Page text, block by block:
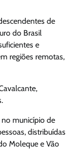
de
do Brasil
e
regiões remotas,
município de
distribuídas
Moleque e Vão